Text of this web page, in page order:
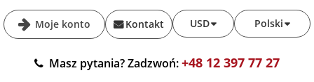
Moje konto Polski
USD
Kontakt
Masz pytania? Zadzwoń:+48 12 397 77 27